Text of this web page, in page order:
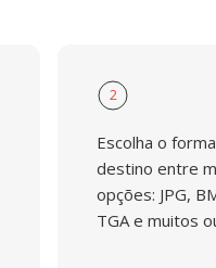
2
Escolha o
destino entre
opções: JPG,
TGA e muitos